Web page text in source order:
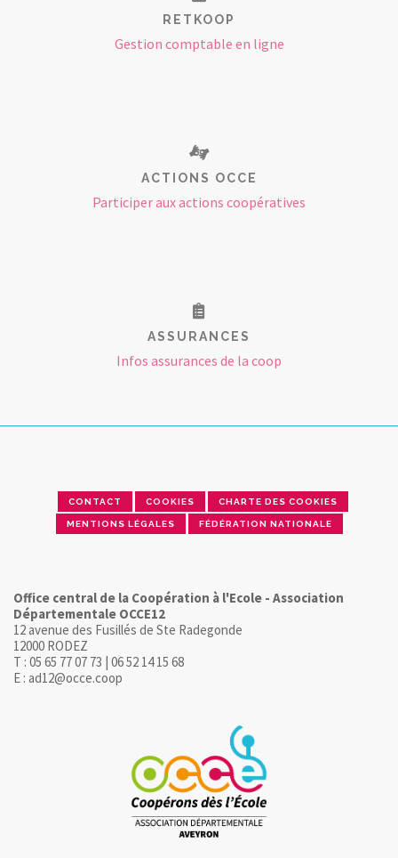
RETKOOP
Gestion comptable en ligne
ACTIONS OCCE
Participer aux actions coopératives
ASSURANCES
Infos assurances de la coop
CONTACT COOKIES CHARTE DES COOKIES
MENTIONS LÉGALES FÉDÉRATION NATIONALE
Office central de la Coopération à l'Ecole - Association
Départementale OCCE12
12 avenue des Fusillés de Ste Radegonde
12000 RODEZ
T : 05 65 77 07 73 | 06 52 14 15 68
E : ad12@occe.coop